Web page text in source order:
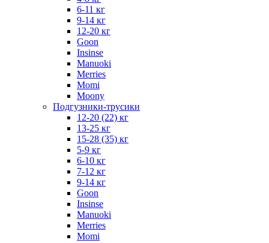
6-11 кг
9-14 кг
12-20 кг
Goon
Insinse
Manuoki
Merries
Momi
Moony
Подгузники-трусики
12-20 (22) кг
13-25 кг
15-28 (35) кг
5-9 кг
6-10 кг
7-12 кг
9-14 кг
Goon
Insinse
Manuoki
Merries
Momi